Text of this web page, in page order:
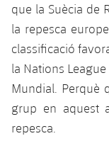
que la Suècia de
la repesca
classificació
la Nations
Mundial. Perquè
grup en aquest
repesca.